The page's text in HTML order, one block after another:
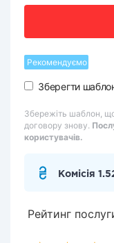
Рекомендуємо
Зберегти
Збережіть шаблон,
договору знову.
користувачів.
Комісія
Рейтинг